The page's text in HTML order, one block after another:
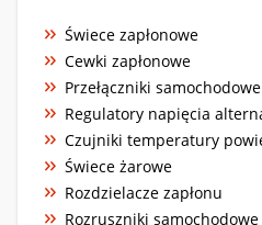
Świece zapłonowe
Cewki zapłonowe
Przełączniki samochodowe
Regulatory napięcia
Czujniki temperatury
Świece żarowe
Rozdzielacze zapłonu
Rozruszniki samochodowe